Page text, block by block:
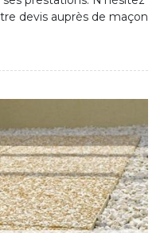
devis auprès de maçon